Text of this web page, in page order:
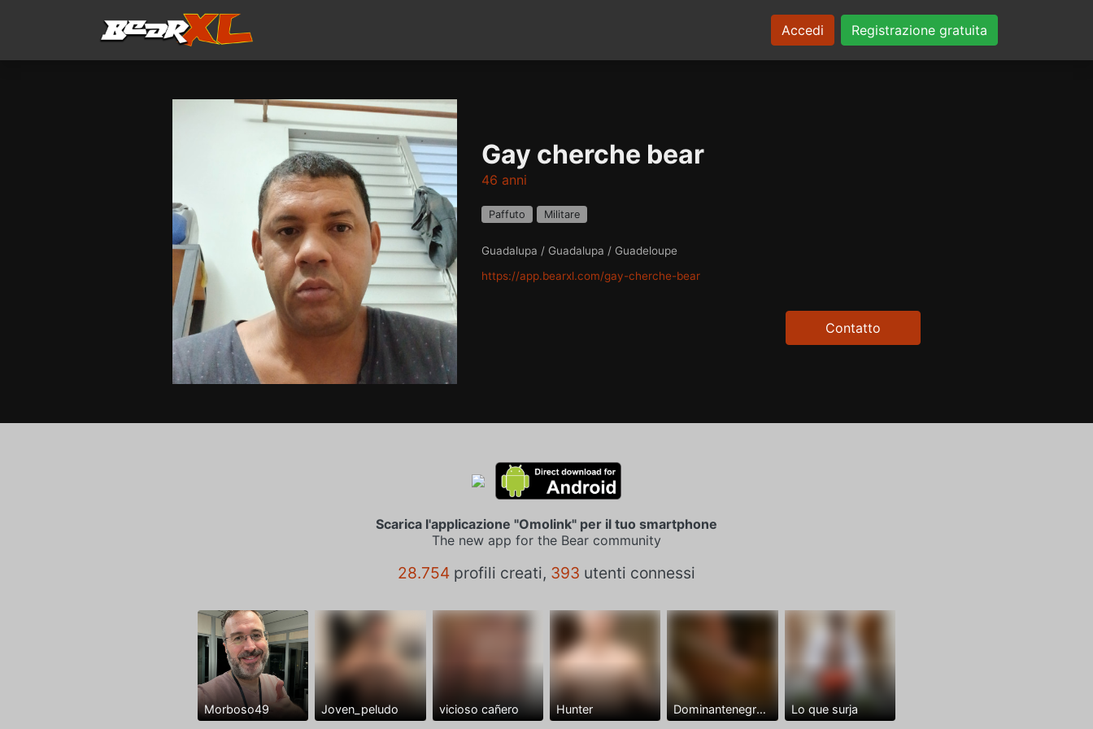
Accedi Registrazione gratuita
Gay cherche bear
46 anni
Paffuto Militare
Guadalupa / Guadalupa / Guadeloupe
https://app.bearxl.com/gay-cherche-bear
Contatto
Scarica l'applicazione "Omolink" per il tuo smartphone
The new app for the Bear community
28.754 profili creati, 393 utenti connessi
Morboso49 Joven_peludo vicioso cañero Hunter Dominantenegro ya Lo que surja